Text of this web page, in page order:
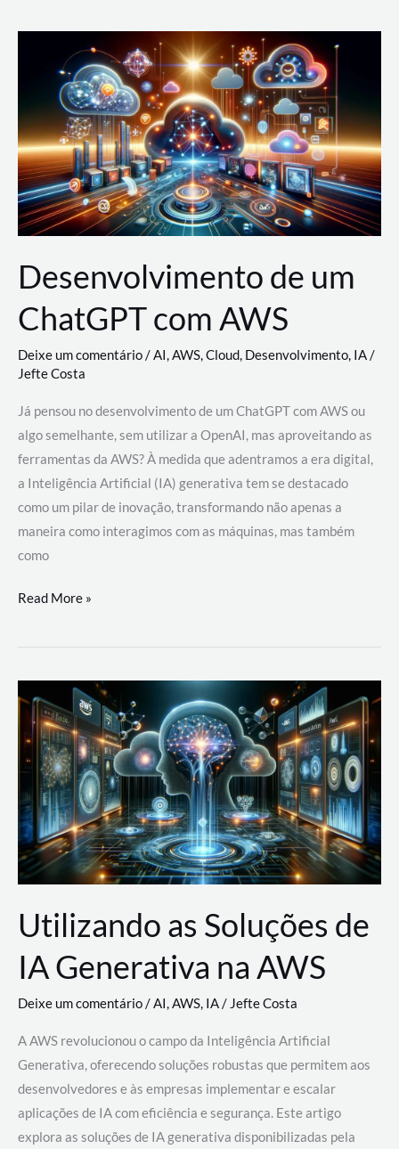
Nuvem:
Google
Cloud,
AWS
e
Azure
Desenvolvimento de um
ChatGPT com AWS
Deixe um comentário/AI,AWS,Cloud, Desenvolvimento, IA/
Jefte Costa
Já pensou no desenvolvimento de um ChatGPT com AWS ou
algo semelhante, sem utilizar a OpenAI, mas aproveitando as
ferramentas da AWS? À medida que adentramos a era digital,
a Inteligência Artificial (IA) generativa tem se destacado
como um pilar de inovação, transformando não apenas a
maneira como interagimos com as máquinas, mas também
como
Desenvolvimento
um
com
AWS
Read More »
Utilizando as Soluções de
IA Generativa na AWS
Deixe um comentário/AI,AWS, IA/Jefte Costa
A AWS revolucionou o campo da Inteligência Artificial
Generativa, oferecendo soluções robustas que permitem aos
desenvolvedores e às empresas implementar e escalar
aplicações de IA com eficiência e segurança. Este artigo
explora as soluções de IA generativa disponibilizadas pela